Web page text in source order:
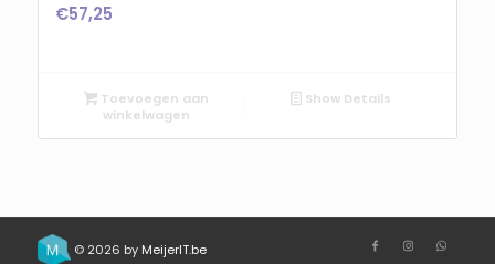
€57,25
Toevoegen aan
winkelwagen
Show Details
© 2026 by MeijerIT.be